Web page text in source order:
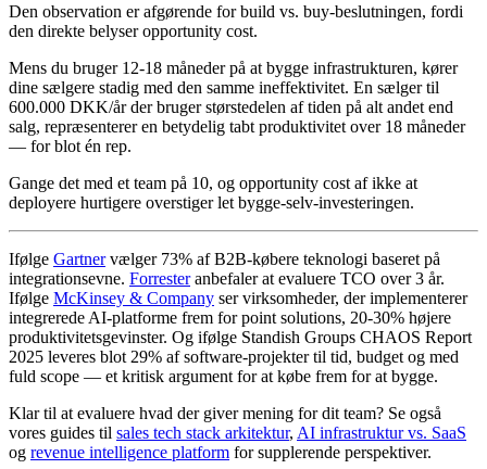
Den observation er afgørende for build vs. buy-beslutningen, fordi
den direkte belyser opportunity cost.
Mens du bruger 12-18 måneder på at bygge infrastrukturen, kører
dine sælgere stadig med den samme ineffektivitet. En sælger til
600.000 DKK/år der bruger størstedelen af tiden på alt andet end
salg, repræsenterer en betydelig tabt produktivitet over 18 måneder
— for blot én rep.
Gange det med et team på 10, og opportunity cost af ikke at
deployere hurtigere overstiger let bygge-selv-investeringen.
Ifølge Gartnervælger 73% af B2B-købere teknologi baseret på
integrationsevne. Forresteranbefaler at evaluere TCO over 3 år.
Ifølge McKinsey & Company ser virksomheder, der implementerer
integrerede AI-platforme frem for point solutions, 20-30% højere
produktivitetsgevinster. Og ifølge Standish Groups CHAOS Report
2025 leveres blot 29% af software-projekter til tid, budget og med
fuld scope — et kritisk argument for at købe frem for at bygge.
Klar til at evaluere hvad der giver mening for dit team? Se også
vores guides til sales tech stack arkitektur, AI infrastruktur vs. SaaS
og revenue intelligence platform for supplerende perspektiver.